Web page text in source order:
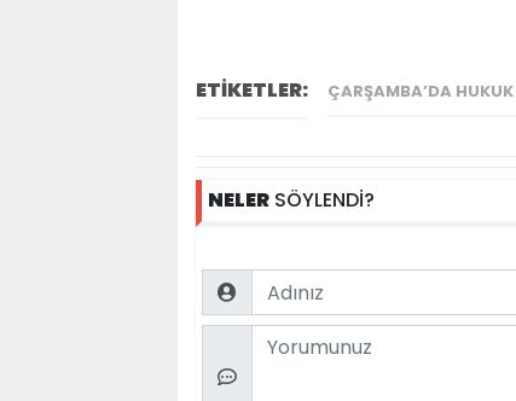
ETİKETLER: ÇARŞAMBA’DA
NELER SÖYLENDİ?
Name
Comment